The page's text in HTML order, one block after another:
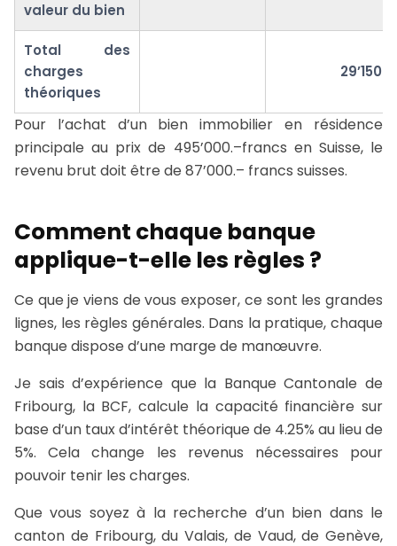
valeur du bien
Total des
charges
théoriques
29’150
Pour l’achat d’un bien immobilier en résidence
principale au prix de 495’000.–francs en Suisse, le
revenu brut doit être de 87’000.– francs suisses.
Comment chaque banque
applique-t-elle les règles ?
Ce que je viens de vous exposer, ce sont les grandes
lignes, les règles générales. Dans la pratique, chaque
banque dispose d’une marge de manœuvre.
Je sais d’expérience que la Banque Cantonale de
Fribourg, la BCF, calcule la capacité financière sur
base d’un taux d’intérêt théorique de 4.25% au lieu de
5%. Cela change les revenus nécessaires pour
pouvoir tenir les charges.
Que vous soyez à la recherche d’un bien dans le
canton de Fribourg, du Valais, de Vaud, de Genève,